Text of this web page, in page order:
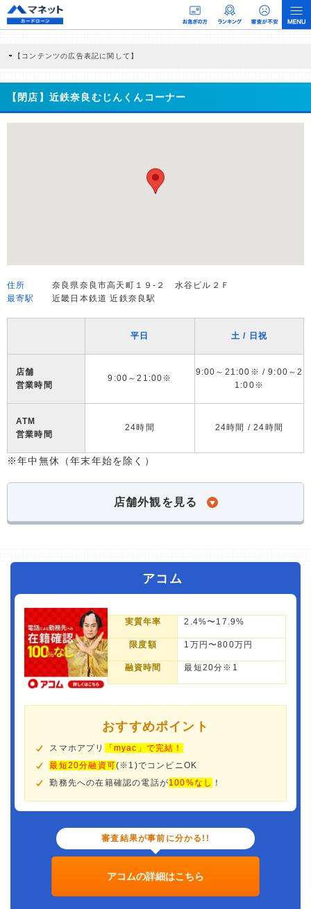
【コンテンツの広告表記に関して】
商品を根拠なくPRするものではなく、当編集部の調査／ユーザーへの口コミ収集な
どに基づき、公平性を担保した情報提供を行っています。
>提携企業一覧
【閉店】近鉄奈良むじんくんコーナー
住所
奈良県奈良市高天町１９-２ 水谷ビル２Ｆ
最寄駅
近畿日本鉄道 近鉄奈良駅
平日 土 / 日祝
店舗
営業時間
9:00～21:00※
9:00～21:00※ / 9:00～2
1:00※
ATM
営業時間
24時間 24時間 / 24時間
※年中無休（年末年始を除く）
店舗外観を見る
アコム
実質年率 2.4%〜17.9%
限度額 1万円〜800万円
融資時間 最短20分※1
おすすめポイント
スマホアプリ
「myac」で完結！
最短20分融資可(※1)でコンビニOK
勤務先への在籍確認の電話が100%なし ！
審査結果が事前に分かる!!
アコムの詳細はこちら